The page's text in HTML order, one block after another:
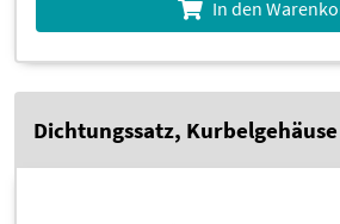
In den
Dichtungssatz,